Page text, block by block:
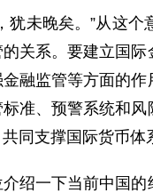
未晚矣。”从这个
关系。要建立国
融监管等方面的
准、预警系统和
同支撑国际货币体
一下当前中国的